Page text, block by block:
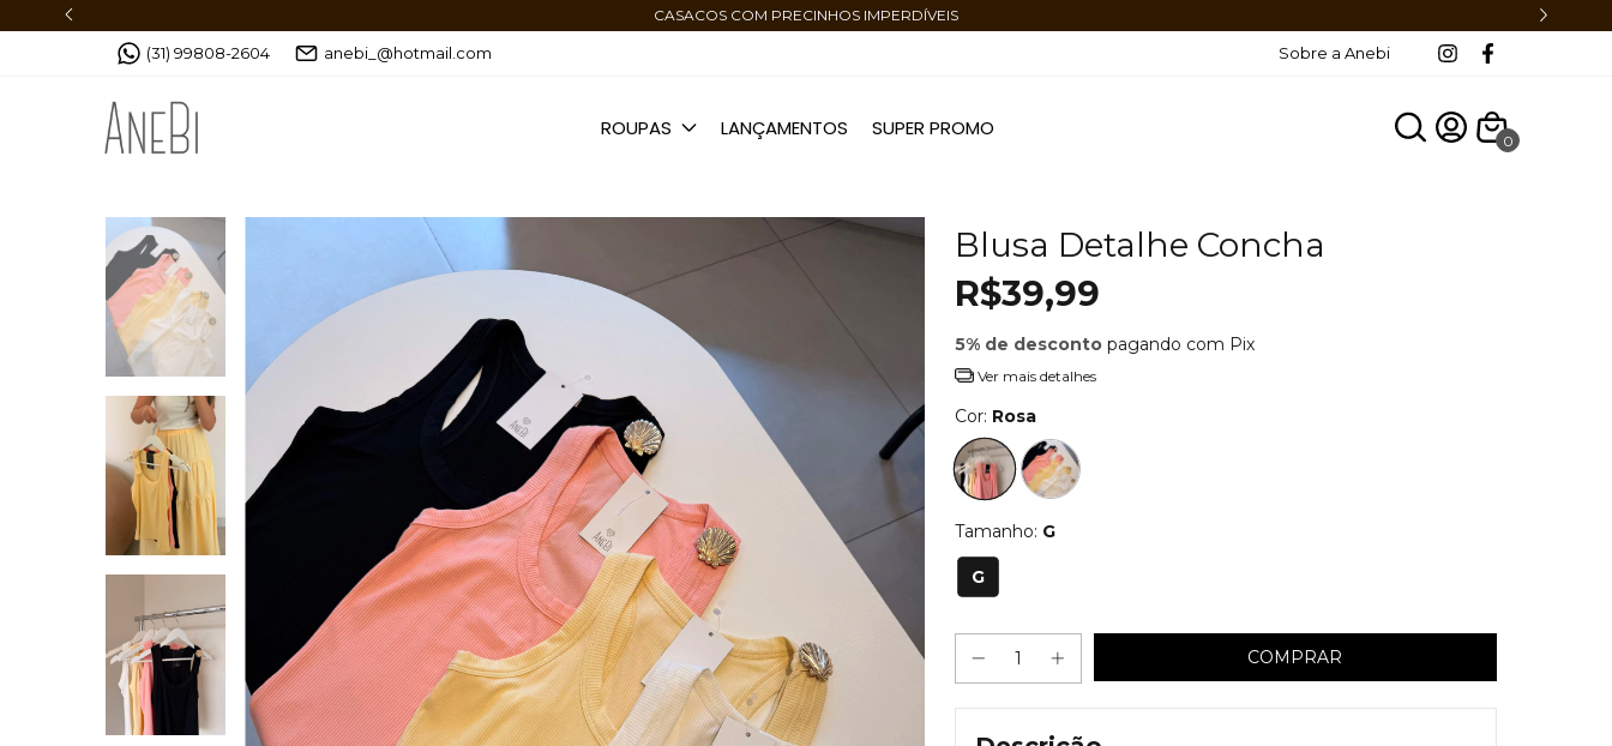
CASACOS COM PRECINHOS IMPERDÍVEIS
(31) 99808-2604 anebi_@hotmail.com Sobre a Anebi
ROUPAS LANÇAMENTOS SUPER PROMO
0
Blusa Detalhe Concha
R$39,99
5% de desconto pagando com Pix
Ver mais detalhes
Cor: Rosa
Tamanho: G
G